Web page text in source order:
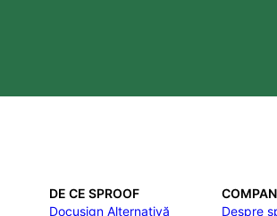
DE CE SPROOF
Docusign Alternativă
Despre